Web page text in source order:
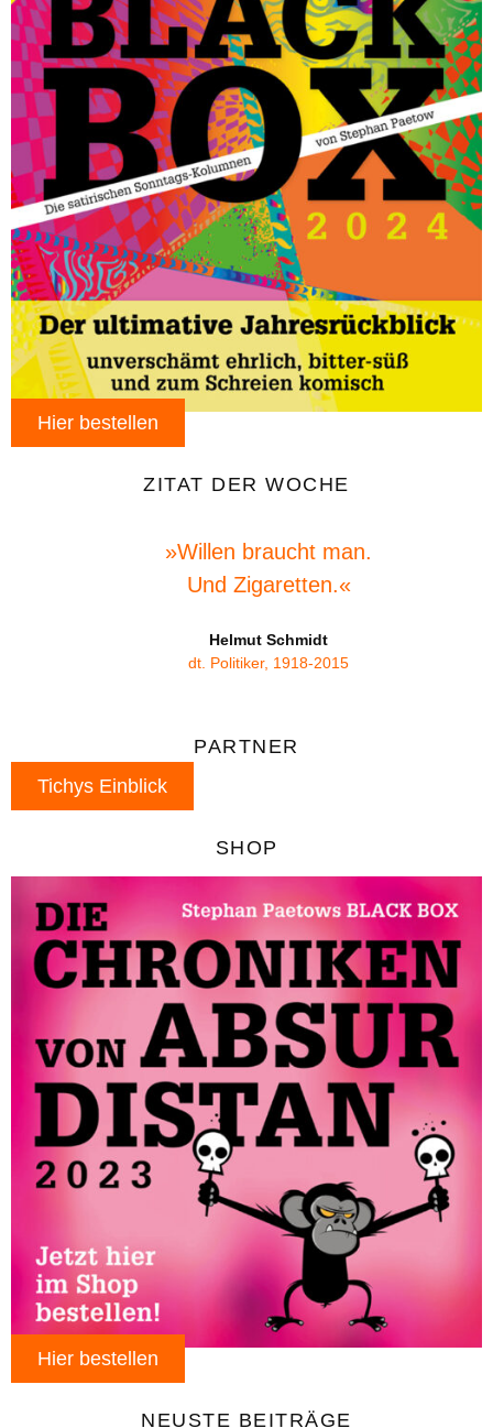
Hier bestellen
ZITAT DER WOCHE
»Willen braucht man.
Und Zigaretten.«
Helmut Schmidt
dt. Politiker, 1918-2015
PARTNER
Tichys Einblick
SHOP
Hier bestellen
NEUSTE BEITRÄGE